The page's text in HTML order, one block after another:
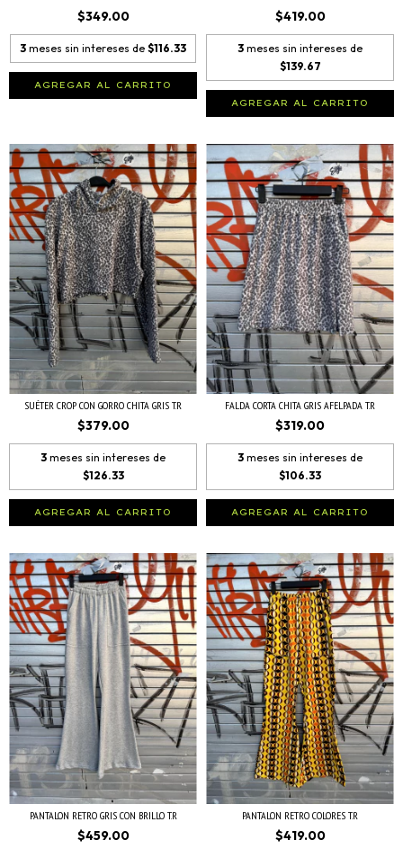
$349.00
3 meses sin intereses de $116.33
AGREGAR AL CARRITO
$419.00
3 meses sin intereses de
$139.67
AGREGAR AL CARRITO
SUÉTER CROP CON GORRO CHITA GRIS T.R
$379.00
3 meses sin intereses de
$126.33
AGREGAR AL CARRITO
FALDA CORTA CHITA GRIS AFELPADA T.R
$319.00
3 meses sin intereses de
$106.33
AGREGAR AL CARRITO
PANTALON RETRO GRIS CON BRILLO T.R
$459.00
PANTALON RETRO COLORES T.R
$419.00